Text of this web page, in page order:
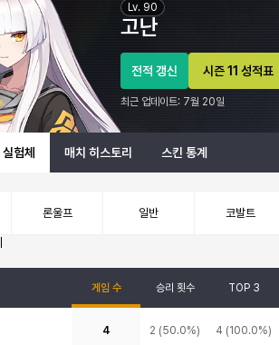
고난
Lv. 90
전적 갱신 시즌 11 성적표
최근 업데이트: 7월 20일
실험체 매치 히스토리 스킨 통계
론울프 일반 코발트
게임 수 승리 횟수 TOP 3
4 2 (50.0%) 4 (100.0%)